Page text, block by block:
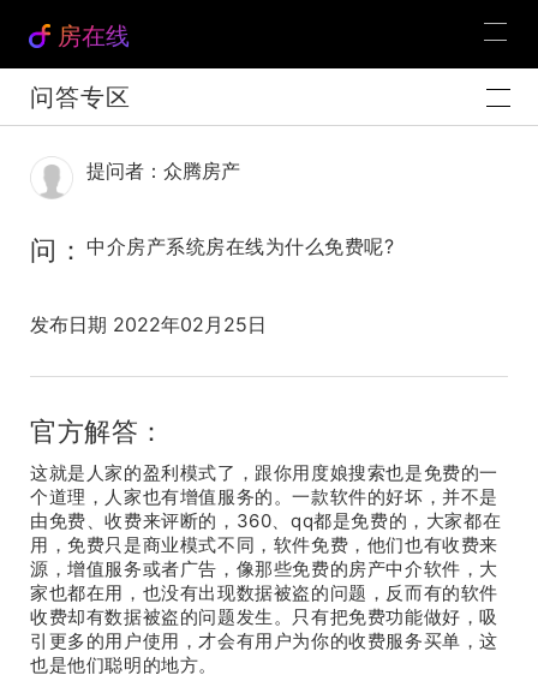
房在线
问答专区
提问者：众腾房产
问： 中介房产系统房在线为什么免费呢?
发布日期 2022年02月25日
官方解答：
这就是人家的盈利模式了，跟你用度娘搜索也是免费的一
个道理，人家也有增值服务的。一款软件的好坏，并不是
由免费、收费来评断的，360、qq都是免费的，大家都在
用，免费只是商业模式不同，软件免费，他们也有收费来
源，增值服务或者广告，像那些免费的房产中介软件，大
家也都在用，也没有出现数据被盗的问题，反而有的软件
收费却有数据被盗的问题发生。只有把免费功能做好，吸
引更多的用户使用，才会有用户为你的收费服务买单，这
也是他们聪明的地方。